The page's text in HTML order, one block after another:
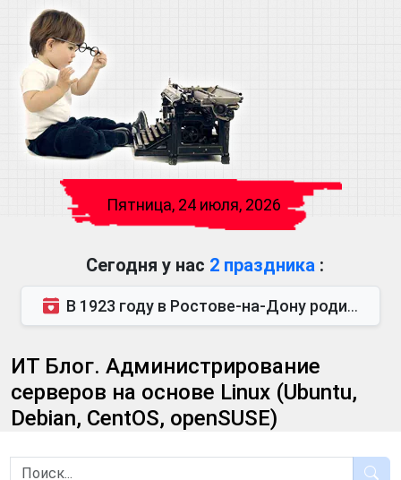
Пятница, 24 июля, 2026
Сегодня у нас 2 праздника :
В 1923 году в Ростове-на-Дону родился Виктор Михайлович Глушков. Под руководством Виктора Михайло...
ИТ Блог. Администрирование
серверов на основе Linux (Ubuntu,
Debian, CentOS, openSUSE)